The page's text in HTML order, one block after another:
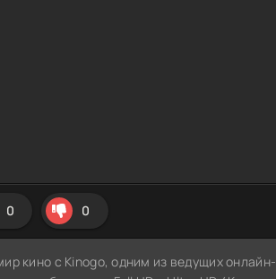
0 0
кино с Kinogo, одним из ведущих